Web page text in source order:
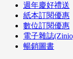
週年慶好禮送
紙本訂閱優惠
數位訂閱優惠
電子雜誌
暢銷圖書